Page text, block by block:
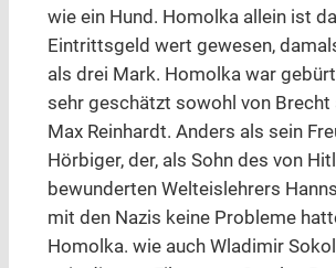
wie ein Hund. Homolka allein ist
Eintrittsgeld wert gewesen,
als drei Mark. Homolka war
sehr geschätzt sowohl von Brecht
Max Reinhardt. Anders als sein
Hörbiger, der, als Sohn des von
bewunderten Welteislehrers
mit den Nazis keine Probleme
Homolka. wie auch Wladimir